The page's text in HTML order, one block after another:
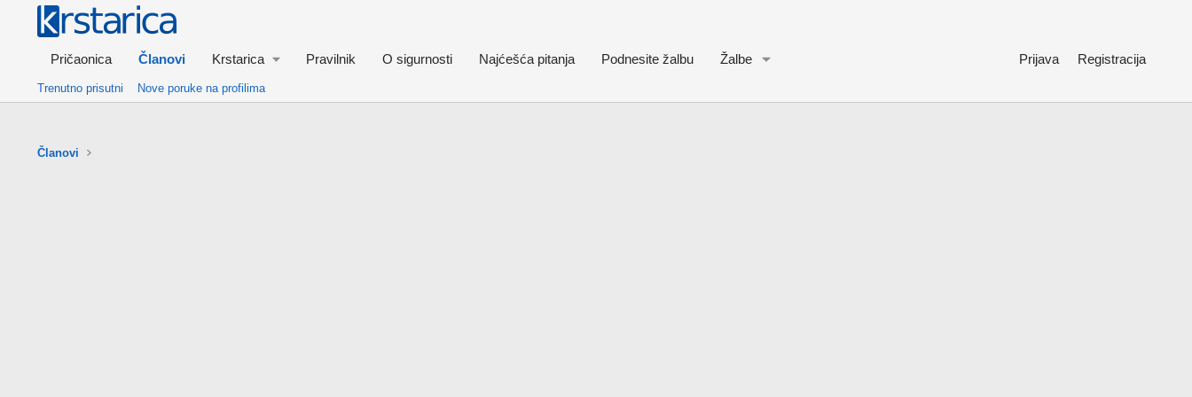
Pričaonica Članovi Krstarica Pravilnik O sigurnosti Najćešća pitanja Podnesite žalbu Žalbe Prijava Registracija
Trenutno prisutni Nove poruke na profilima
Članovi